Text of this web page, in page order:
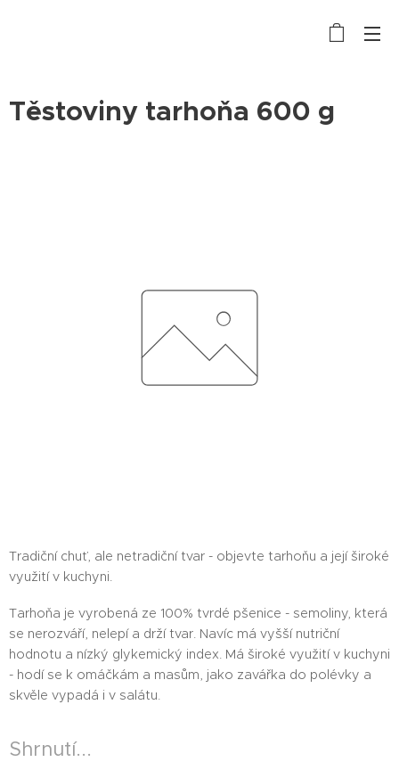
Těstoviny tarhoňa 600 g
Tradiční chuť, ale netradiční tvar - objevte tarhoňu a její široké
využití v kuchyni.
Tarhoňa je vyrobená ze 100% tvrdé pšenice - semoliny, která
se nerozváří, nelepí a drží tvar. Navíc má vyšší nutriční
hodnotu a nízký glykemický index. Má široké využití v kuchyni
- hodí se k omáčkám a masům, jako zavářka do polévky a
skvěle vypadá i v salátu.
Shrnutí...